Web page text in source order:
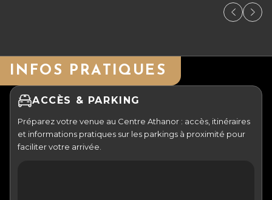
INFOS PRATIQUES
ACCÈS & PARKING
Préparez votre venue au Centre Athanor : accès, itinéraires
et informations pratiques sur les parkings à proximité pour
faciliter votre arrivée.